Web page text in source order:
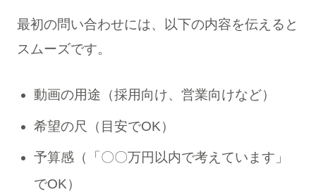
最初の問い合わせには、以下の内容を伝えると
スムーズです。
動画の用途（採用向け、営業向けなど）
希望の尺（目安でOK）
予算感（「〇〇万円以内で考えています」
でOK）